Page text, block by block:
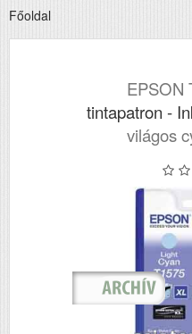
Főoldal
EPSON
tintapatron -
világos